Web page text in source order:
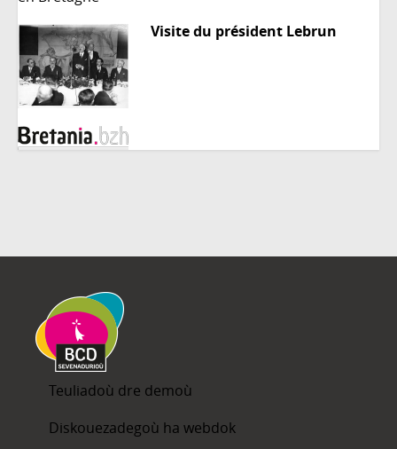
Visite du président Lebrun
Teuliadoù dre demoù
Diskouezadegoù ha webdok